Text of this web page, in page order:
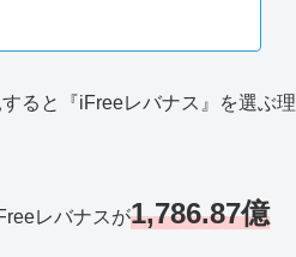
ると『iFreeレバナス』を選ぶ理
レバナスが1,786.87億